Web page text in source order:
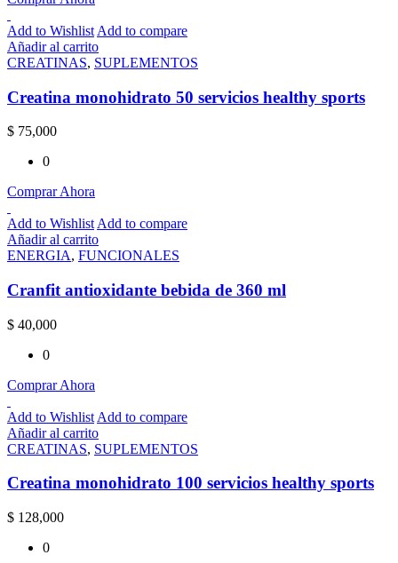
Add to Wishlist Add to compare
Añadir al carrito
CREATINAS, SUPLEMENTOS
Creatina monohidrato 50 servicios healthy sports
$ 75,000
0
Comprar Ahora
Add to Wishlist Add to compare
Añadir al carrito
ENERGIA, FUNCIONALES
Cranfit antioxidante bebida de 360 ml
$ 40,000
0
Comprar Ahora
Add to Wishlist Add to compare
Añadir al carrito
CREATINAS, SUPLEMENTOS
Creatina monohidrato 100 servicios healthy sports
$ 128,000
0